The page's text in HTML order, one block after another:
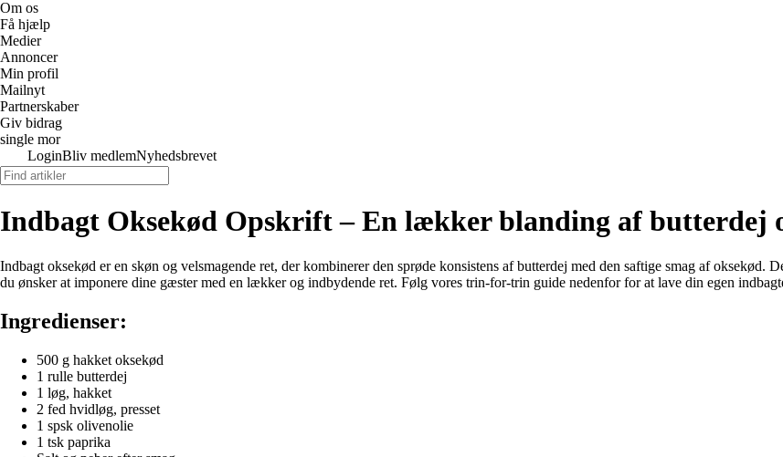
Om os
Få hjælp
Medier
Annoncer
Min profil
Mailnyt
Partnerskaber
Giv bidrag
single mor
LoginBliv medlemNyhedsbrevet
Indbagt Oksekød Opskrift – En lækker blanding af butterdej
Indbagt oksekød er en skøn og velsmagende ret, der kombinerer den sprøde konsistens af butterdej med den saftige smag af
du ønsker at imponere dine gæster med en lækker og indbydende ret. Følg vores trin-for-trin guide nedenfor for at lave din egen
Ingredienser:
500 g hakket oksekød
1 rulle butterdej
1 løg, hakket
2 fed hvidløg, presset
1 spsk olivenolie
1 tsk paprika